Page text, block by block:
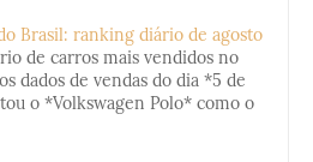
Brasil: ranking diário de agosto
de carros mais vendidos no
dados de vendas do dia *5 de
o *Volkswagen Polo* como o